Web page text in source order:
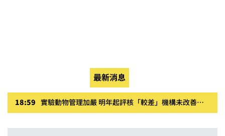
最新消息
18:59 實驗動物管理加嚴 明年起評核「較差」機構未改善不可核可新動物實驗